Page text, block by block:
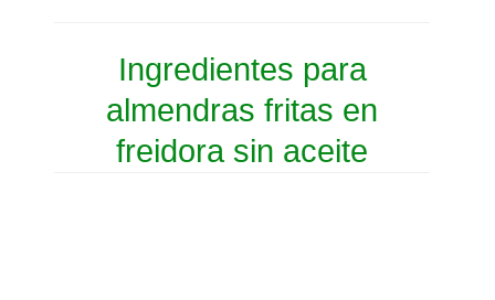
Ingredientes para
almendras fritas en
freidora sin aceite